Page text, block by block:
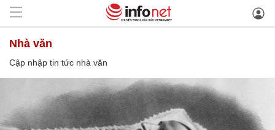
nhà văn
Cập nhập tin tức nhà văn